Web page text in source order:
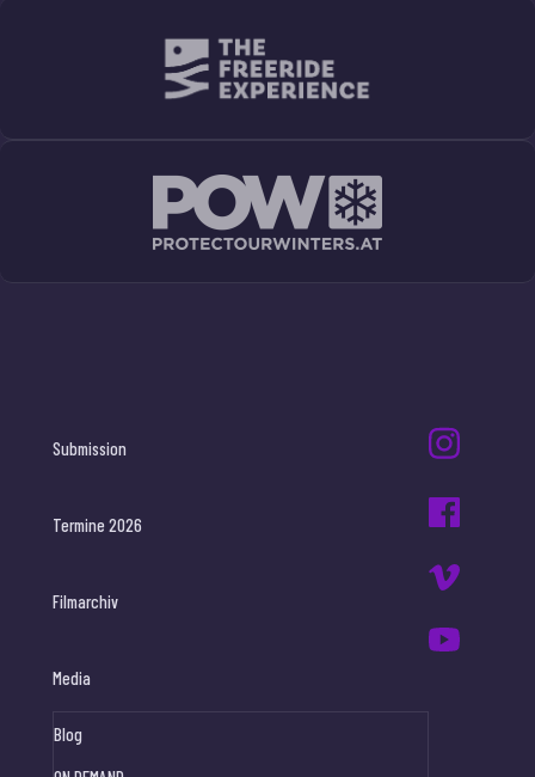
Submission
Termine 2026
Filmarchiv
Media
Blog